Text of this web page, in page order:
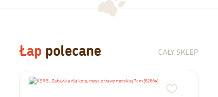
Łap polecane CAŁY SKLEP